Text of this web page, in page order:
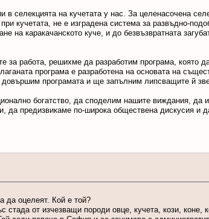
селекцията на кучетата у нас. За целенасочена
кучетата, не е изградена система за развъдно-
на каракачанското куче, и до безвъзвратната
за работа, решихме да разработим програма, която
програма е разработена на основата на
програмата и ще запълним липсващите й
богатство, да споделим нашите виждания, да
да предизвикаме по-широка обществена дискусия и
да оцелеят. Кой е той?
от изчезващи породи овце, кучета, кози, коне,